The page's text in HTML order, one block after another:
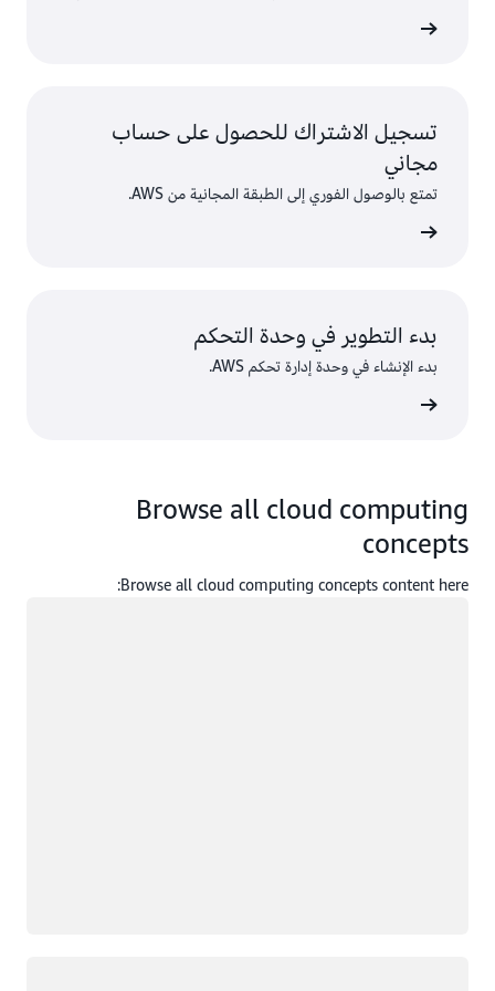
تسجيل الاشتراك للحصول على حساب
مجاني
تمتع بالوصول الفوري إلى الطبقة المجانية من AWS.
بدء التطوير في وحدة التحكم
بدء الإنشاء في وحدة إدارة تحكم AWS.
Browse all cloud computing
concepts
Browse all cloud computing concepts content here: